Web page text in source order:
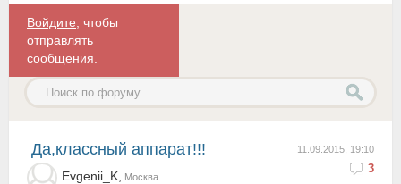
Войдите , чтобы
отправлять
сообщения.
11.09.2015, 19:10
3
Да,классный аппарат!!!
Evgenii_K, Москва